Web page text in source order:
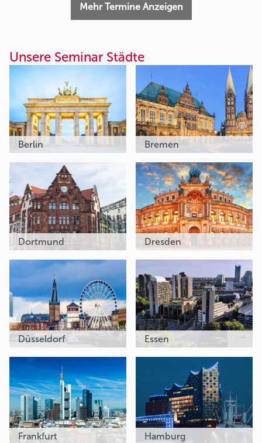
Mehr Termine Anzeigen
Unsere Seminar Städte
Berlin Bremen
Dortmund Dresden
Düsseldorf Essen
Frankfurt Hamburg